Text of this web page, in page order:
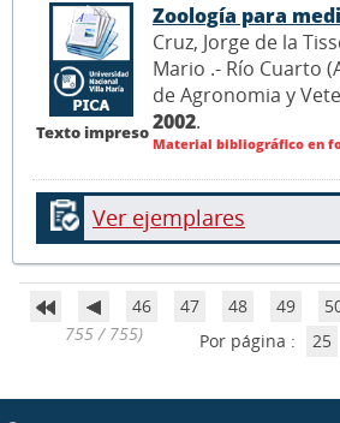
Texto impreso
Zoología para
Cruz, Jorge de la
Mario .- Río Cuarto
de Agronomia y
2002.
Material bibliográfico en
Ver ejemplares
46 47 48 49
755 / 755)
Por página : 25